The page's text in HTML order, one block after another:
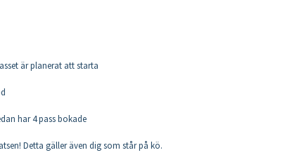
är planerat att starta
har 4 pass bokade
Detta gäller även dig som står på kö.